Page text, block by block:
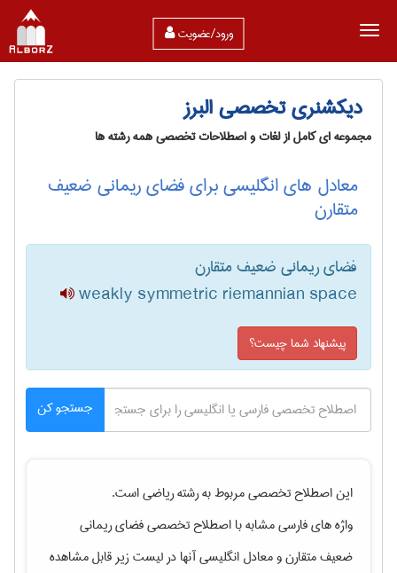
ورود/عضویت
دیکشنری تخصصی البرز
مجموعه ای کامل از لغات و اصطلاحات تخصصی همه رشته ها
معادل های انگلیسی برای فضای ریمانی ضعیف
متقارن
فضای ریمانی ضعیف متقارن
weakly symmetric riemannian space
پیشنهاد شما چیست؟
جستجو کن
این اصطلاح تخصصی مربوط به رشتهرياضیاست.
واژه های فارسی مشابه با اصطلاح تخصصیفضای ریمانی
ضعیف متقارنو معادل انگلیسی آنها در لیست زیر قابل مشاهده